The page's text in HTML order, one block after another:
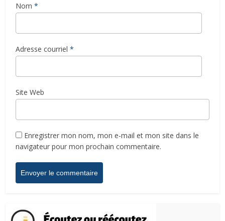
Nom *
Adresse courriel *
Site Web
Enregistrer mon nom, mon e-mail et mon site dans le
navigateur pour mon prochain commentaire.